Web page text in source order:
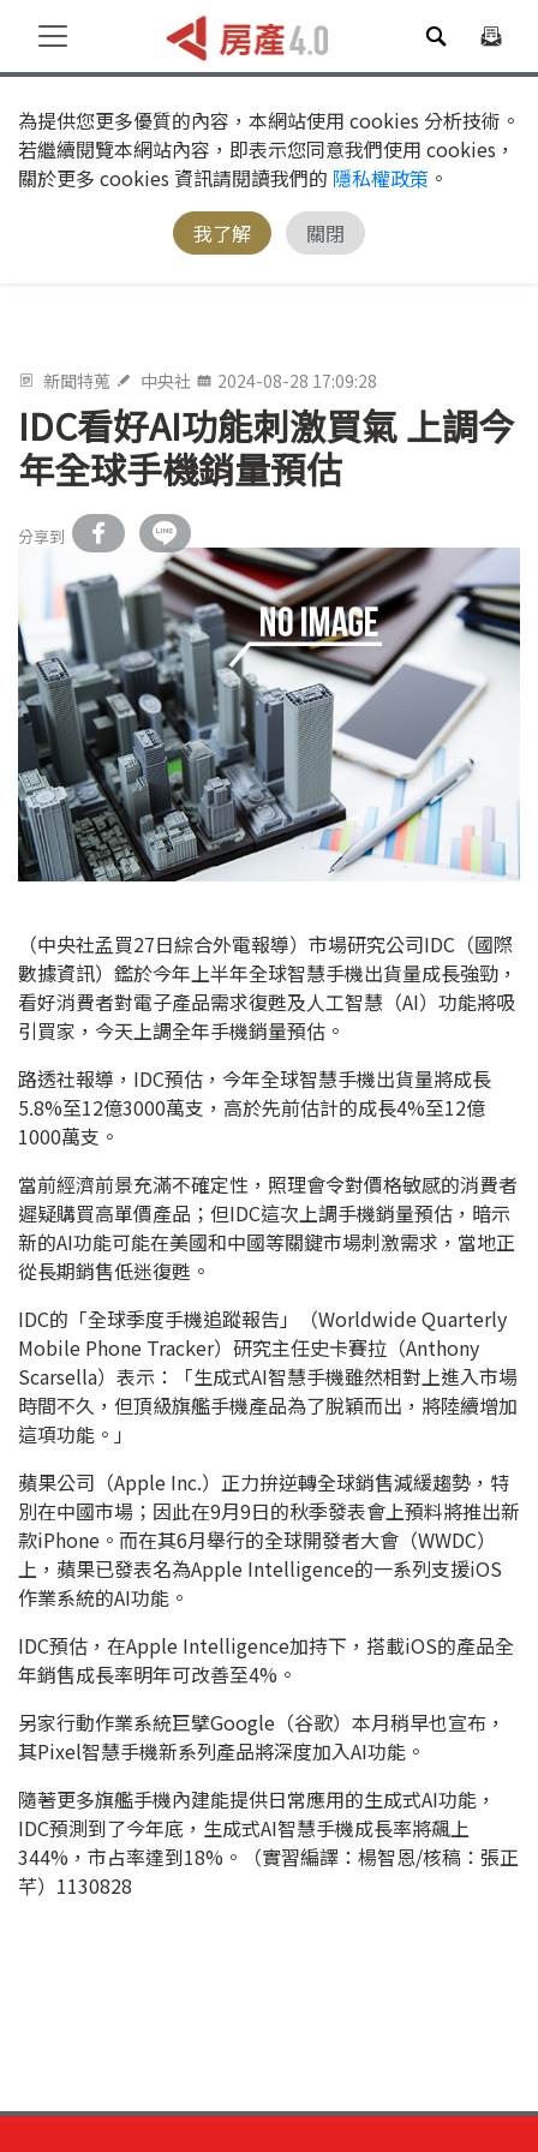
為提供您更多優質的內容，本網站使用 cookies 分析技術。
若繼續閱覽本網站內容，即表示您同意我們使用 cookies，
關於更多 cookies 資訊請閱讀我們的 隱私權政策 。
我了解
關閉
新聞特蒐 中央社 2024-08-28 17:09:28
IDC看好AI功能刺激買氣 上調今
年全球手機銷量預估
分享到
（中央社孟買27日綜合外電報導）市場研究公司IDC（國際
數據資訊）鑑於今年上半年全球智慧手機出貨量成長強勁，
看好消費者對電子產品需求復甦及人工智慧（AI）功能將吸
引買家，今天上調全年手機銷量預估。
路透社報導，IDC預估，今年全球智慧手機出貨量將成長
5.8%至12億3000萬支，高於先前估計的成長4%至12億
1000萬支。
當前經濟前景充滿不確定性，照理會令對價格敏感的消費者
遲疑購買高單價產品；但IDC這次上調手機銷量預估，暗示
新的AI功能可能在美國和中國等關鍵市場刺激需求，當地正
從長期銷售低迷復甦。
IDC的「全球季度手機追蹤報告」（Worldwide Quarterly
Mobile Phone Tracker）研究主任史卡賽拉（Anthony
Scarsella）表示：「生成式AI智慧手機雖然相對上進入市場
時間不久，但頂級旗艦手機產品為了脫穎而出，將陸續增加
這項功能。」
蘋果公司（Apple Inc.）正力拚逆轉全球銷售減緩趨勢，特
別在中國市場；因此在9月9日的秋季發表會上預料將推出新
款iPhone。而在其6月舉行的全球開發者大會（WWDC）
上，蘋果已發表名為Apple Intelligence的一系列支援iOS
作業系統的AI功能。
IDC預估，在Apple Intelligence加持下，搭載iOS的產品全
年銷售成長率明年可改善至4%。
另家行動作業系統巨擘Google（谷歌）本月稍早也宣布，
其Pixel智慧手機新系列產品將深度加入AI功能。
隨著更多旗艦手機內建能提供日常應用的生成式AI功能，
IDC預測到了今年底，生成式AI智慧手機成長率將飆上
344%，市占率達到18%。（實習編譯：楊智恩/核稿：張正
芊）1130828